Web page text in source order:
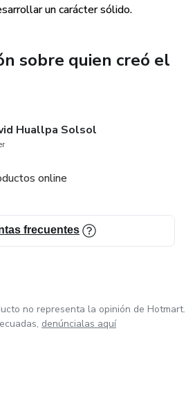
un carácter sólido.
sobre quien creó el
Huallpa Solsol
online
frecuentes
no representa la opinión de Hotmart.
denúncialas aquí